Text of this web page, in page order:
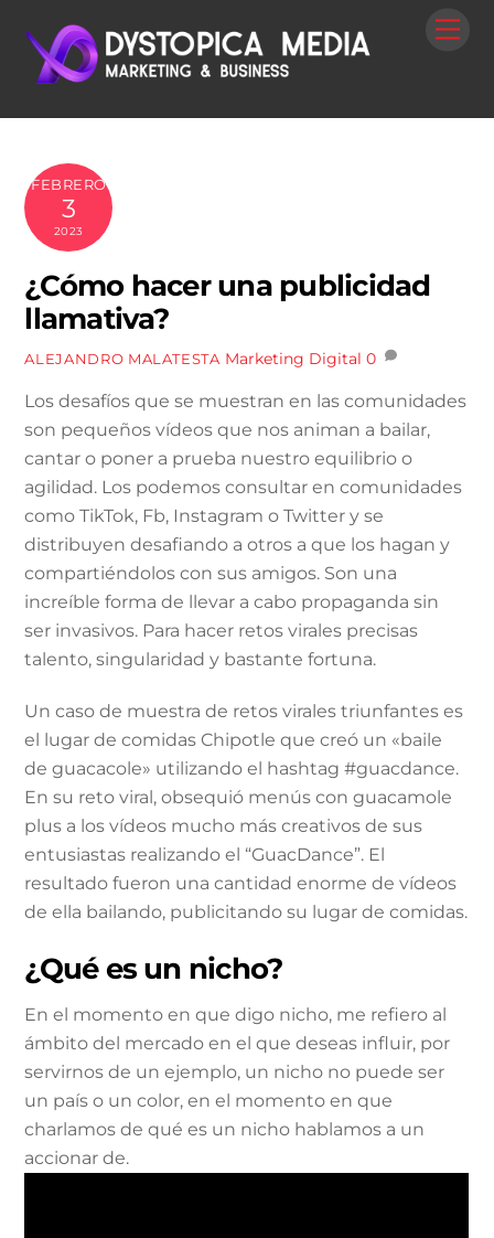
content
FEBRERO
3
2023
¿Cómo hacer una publicidad
llamativa?
ALEJANDRO MALATESTA Marketing Digital 0
Los desafíos que se muestran en las comunidades
son pequeños vídeos que nos animan a bailar,
cantar o poner a prueba nuestro equilibrio o
agilidad. Los podemos consultar en comunidades
como TikTok, Fb, Instagram o Twitter y se
distribuyen desafiando a otros a que los hagan y
compartiéndolos con sus amigos. Son una
increíble forma de llevar a cabo propaganda sin
ser invasivos. Para hacer retos virales precisas
talento, singularidad y bastante fortuna.
Un caso de muestra de retos virales triunfantes es
el lugar de comidas Chipotle que creó un «baile
de guacacole» utilizando el hashtag #guacdance.
En su reto viral, obsequió menús con guacamole
plus a los vídeos mucho más creativos de sus
entusiastas realizando el “GuacDance”. El
resultado fueron una cantidad enorme de vídeos
de ella bailando, publicitando su lugar de comidas.
¿Qué es un nicho?
En el momento en que digo nicho, me refiero al
ámbito del mercado en el que deseas influir, por
servirnos de un ejemplo, un nicho no puede ser
un país o un color, en el momento en que
charlamos de qué es un nicho hablamos a un
accionar de.